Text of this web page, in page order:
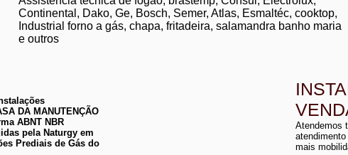
conserto de aquecedor
manutenção de
instalação de
Continental, Dako, Ge, Bosch, Semer, Atlas, Esmaltéc, cooktop,
Industrial forno a gás, chapa, fritadeira, salamandra banho maria
e outros
DA MANUTENÇÃO
ABNT NBR
pela Naturgy em
Prediais de Gás do
Atendemos
mais